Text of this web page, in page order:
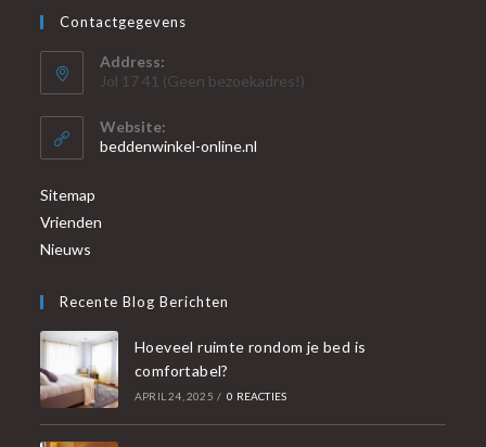
Contactgegevens
Address:
Jol 17 41 (Geen bezoekadres!)
Website:
beddenwinkel-online.nl
Sitemap
Vrienden
Nieuws
Recente Blog Berichten
Hoeveel ruimte rondom je bed is
comfortabel?
APRIL 24, 2025 / 0 REACTIES